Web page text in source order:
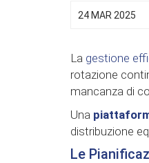
24 MAR 2025
La gestione
rotazione
mancanza di
Una
distribuzione
Le